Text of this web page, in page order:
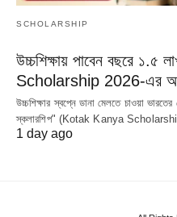
SCHOLARSHIP
উচ্চশিক্ষায় পাবেন বছরে
Scholarship 2026-এর
উচ্চশিক্ষার স্বপ্নে ডানা মেলতে চাওয়া
স্কলারশিপ" (Kotak Kanya
1 day ago